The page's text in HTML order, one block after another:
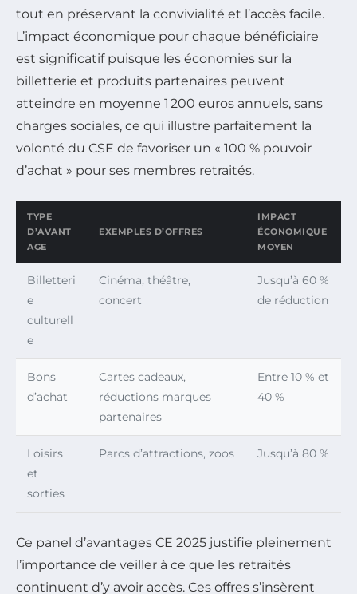
tout en préservant la convivialité et l’accès facile.
L’impact économique pour chaque bénéficiaire
est significatif puisque les économies sur la
billetterie et produits partenaires peuvent
atteindre en moyenne 1 200 euros annuels, sans
charges sociales, ce qui illustre parfaitement la
volonté du CSE de favoriser un « 100 % pouvoir
d’achat » pour ses membres retraités.
TYPE
D’AVANT
AGE
EXEMPLES D’OFFRES
IMPACT
ÉCONOMIQUE
MOYEN
Billetteri
e
culturell
e
Cinéma, théâtre,
concert
Jusqu’à 60 %
de réduction
Bons
d’achat
Cartes cadeaux,
réductions marques
partenaires
Entre 10 % et
40 %
Loisirs
et
sorties
Parcs d’attractions, zoos Jusqu’à 80 %
Ce panel d’avantages CE 2025 justifie pleinement
l’importance de veiller à ce que les retraités
continuent d’y avoir accès. Ces offres s’insèrent